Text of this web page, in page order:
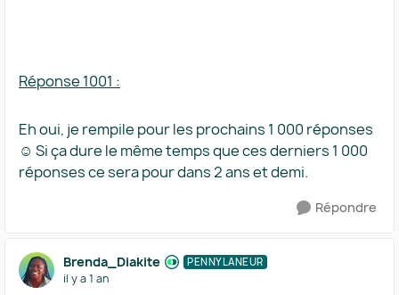
Réponse 1001 :
Eh oui, je rempile pour les prochains 1 000 réponses
☺️ Si ça dure le même temps que ces derniers 1 000
réponses ce sera pour dans 2 ans et demi.
Répondre
Brenda_Diakite PENNYLANEUR
il y a 1 an